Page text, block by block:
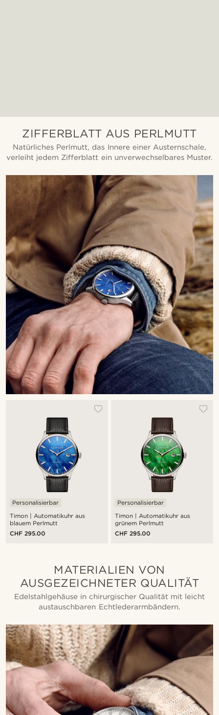
ZIFFERBLATT AUS PERLMUTT
Natürliches Perlmutt, das Innere einer Austernschale,
verleiht jedem Zifferblatt ein unverwechselbares Muster.
Timon | Automatikuhr aus
blauem Perlmutt
Personalisierbar
CHF 295.00
Timon | Automatikuhr aus
grünem Perlmutt
Personalisierbar
CHF 295.00
MATERIALIEN VON
AUSGEZEICHNETER QUALITÄT
Edelstahlgehäuse in chirurgischer Qualität mit leicht
austauschbaren Echtlederarmbändern.